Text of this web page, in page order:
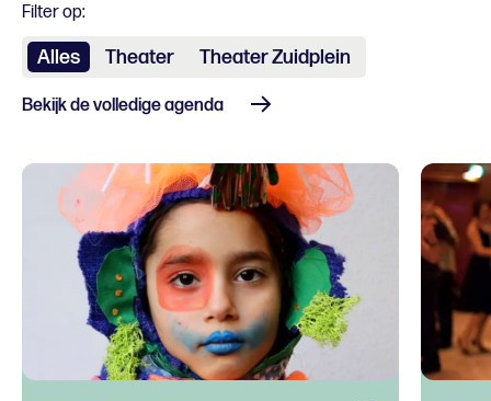
Filter op:
Alles Theater Theater Zuidplein
Bekijk de volledige agenda